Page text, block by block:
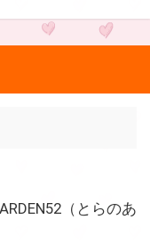
（とらのあ